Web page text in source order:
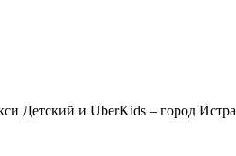
Детский и UberKids – город Истра